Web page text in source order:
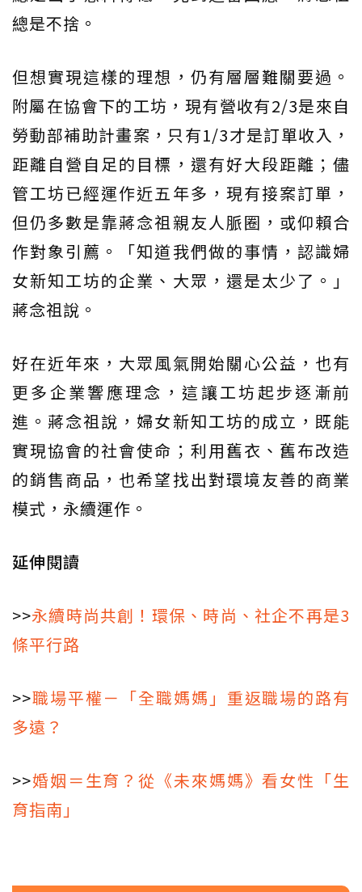
總是不捨。
但想實現這樣的理想，仍有層層難關要過。
附屬在協會下的工坊，現有營收有2/3是來自
勞動部補助計畫案，只有1/3才是訂單收入，
距離自營自足的目標，還有好大段距離；儘
管工坊已經運作近五年多，現有接案訂單，
但仍多數是靠蔣念祖親友人脈圈，或仰賴合
作對象引薦。「知道我們做的事情，認識婦
女新知工坊的企業、大眾，還是太少了。」
蔣念祖說。
好在近年來，大眾風氣開始關心公益，也有
更多企業響應理念，這讓工坊起步逐漸前
進。蔣念祖說，婦女新知工坊的成立，既能
實現協會的社會使命；利用舊衣、舊布改造
的銷售商品，也希望找出對環境友善的商業
模式，永續運作。
延伸閱讀
>>永續時尚共創！環保、時尚、社企不再是3
條平行路
>>職場平權－「全職媽媽」重返職場的路有
多遠？
>>婚姻＝生育？從《未來媽媽》看女性「生
育指南」